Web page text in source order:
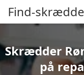
Find-
Skrædder
på